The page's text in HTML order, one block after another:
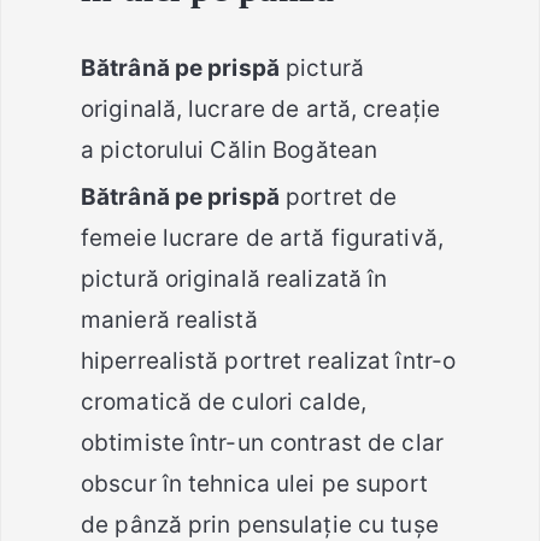
Bătrână pe prispă pictură
originală, lucrare de artă, creație
a pictorului Călin Bogătean
Bătrână pe prispă portret de
femeie lucrare de artă figurativă,
pictură originală realizată în
manieră realistă
hiperrealistă portret realizat într-o
cromatică de culori calde,
obtimiste într-un contrast de clar
obscur în tehnica ulei pe suport
de pânză prin pensulație cu tușe